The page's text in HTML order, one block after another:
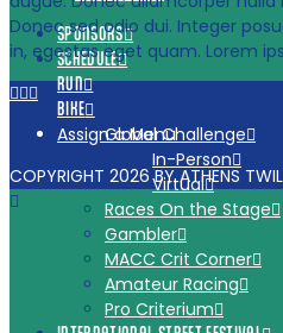
SPONSORS
SCHEDULE
RUN
BIKE
Global Challenge
In-Person
Virtual
Races On the Stage
Gambler
MACC Crit Corner
Amateur Racing
Pro Criterium
Donec sed odio dui. Integer
in, egestas eget quam. Lorem
Facebook
Tiktok
Instagram
Assign a Menu
COPYRIGHT 2026 BY ATHENS